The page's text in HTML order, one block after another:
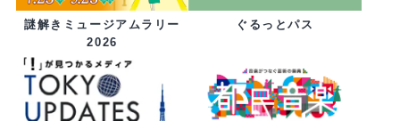
謎解きミュージアムラリー
2026
ぐるっとパス